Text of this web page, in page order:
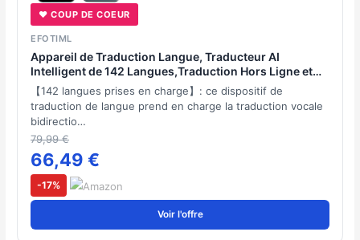
♥ COUP DE COEUR
EFOTIML
Appareil de Traduction Langue, Traducteur AI
Intelligent de 142 Langues,Traduction Hors Ligne et
Traduction Bidirectionnelle Instantanée,apprendre les
cadeaux d'affaires de voyage(gris-gun)
【142 langues prises en charge】: ce dispositif de
traduction de langue prend en charge la traduction vocale
bidirectio…
79,99 €
66,49 €
-17%
Voir l'offre